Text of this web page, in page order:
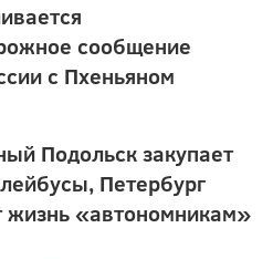
сообщение
с Пхеньяном
Подольск закупает
Петербург
жизнь «автономникам»